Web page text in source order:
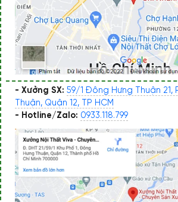
- Xưởng SX: 59/1 Đông Hưng Thuận 21,
Thuận, Quận 12, TP HCM
- Hotline/Zalo: 0933.118.799